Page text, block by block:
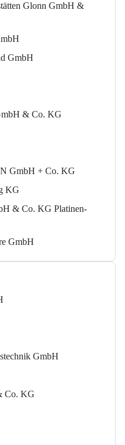
Glonn GmbH &
GmbH
& Co. KG
GmbH + Co. KG
KG
& Co. KG Platinen-
GmbH
GmbH
Co. KG